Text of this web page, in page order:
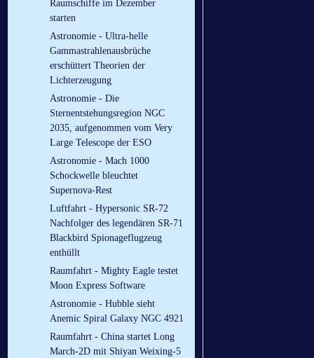
Raumschiffe im Dezember
starten
Astronomie - Ultra-helle
Gammastrahlenausbrüche
erschüttert Theorien der
Lichterzeugung
Astronomie - Die
Sternentstehungsregion NGC
2035, aufgenommen vom Very
Large Telescope der ESO
Astronomie - Mach 1000
Schockwelle bleuchtet
Supernova-Rest
Luftfahrt - Hypersonic SR-72
Nachfolger des legendären SR-71
Blackbird Spionageflugzeug
enthüllt
Raumfahrt - Mighty Eagle testet
Moon Express Software
Astronomie - Hubble sieht
Anemic Spiral Galaxy NGC 4921
Raumfahrt - China startet Long
March-2D mit Shiyan Weixing-5